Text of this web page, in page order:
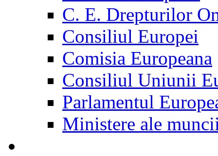
C. E. Drepturilor
Consiliul Europei
Comisia Europeana
Consiliul Uniunii
Parlamentul
Ministere ale